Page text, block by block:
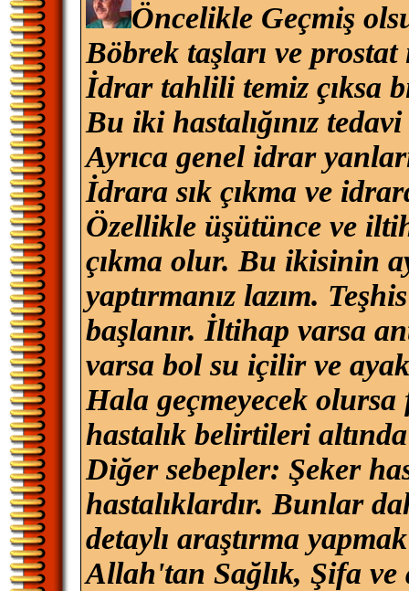
Öncelikle Geçmiş
Böbrek taşları ve
İdrar tahlili temiz çıksa
Bu iki hastalığınız
Ayrıca genel idrar
İdrara sık çıkma ve
Özellikle üşütünce ve
çıkma olur. Bu ikisinin
yaptırmanız lazım.
başlanır. İltihap varsa
varsa bol su içilir ve
Hala geçmeyecek
hastalık belirtileri
Diğer sebepler: Şeker
hastalıklardır. Bunlar
detaylı araştırma
Allah'tan Sağlık, Şifa